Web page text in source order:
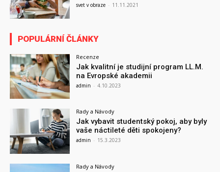
svet v obraze - 11.11.2021
POPULÁRNÍ ČLÁNKY
Recenze
Jak kvalitní je studijní program LL.M.
na Evropské akademii
admin - 4.10.2023
Rady a Návody
Jak vybavit studentský pokoj, aby byly
vaše náctileté děti spokojeny?
admin - 15.3.2023
Rady a Návody